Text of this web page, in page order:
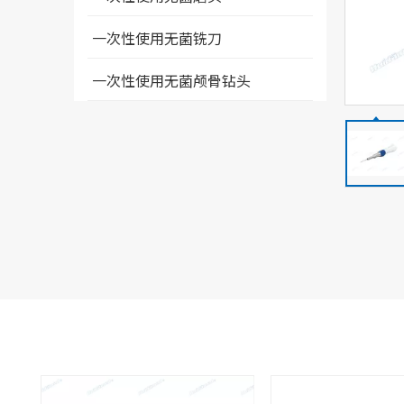
一次性使用无菌铣刀
一次性使用无菌颅骨钻头